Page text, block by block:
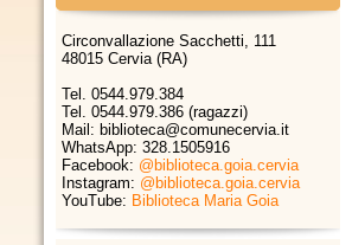
Circonvallazione Sacchetti, 111
48015 Cervia (RA)
Tel. 0544.979.384
Tel. 0544.979.386 (ragazzi)
Mail: biblioteca@comunecervia.it
WhatsApp: 328.1505916
Facebook: @biblioteca.goia.cervia
Instagram: @biblioteca.goia.cervia
YouTube: Biblioteca Maria Goia